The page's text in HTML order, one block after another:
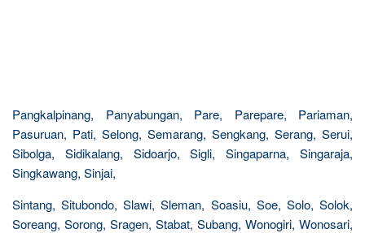
Pangkalpinang, Panyabungan, Pare, Parepare, Pariaman,
Pasuruan, Pati, Selong, Semarang, Sengkang, Serang, Serui,
Sibolga, Sidikalang, Sidoarjo, Sigli, Singaparna, Singaraja,
Singkawang, Sinjai,
Sintang, Situbondo, Slawi, Sleman, Soasiu, Soe, Solo, Solok,
Soreang, Sorong, Sragen, Stabat, Subang, Wonogiri, Wonosari,